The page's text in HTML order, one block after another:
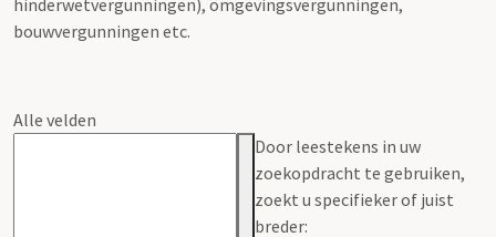
bouwvergunningen etc.
Alle velden
Door leestekens in uw
zoekopdracht te gebruiken,
zoekt u specifieker of juist
breder: